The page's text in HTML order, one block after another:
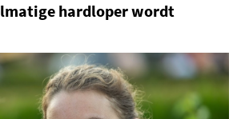
hardloper wordt